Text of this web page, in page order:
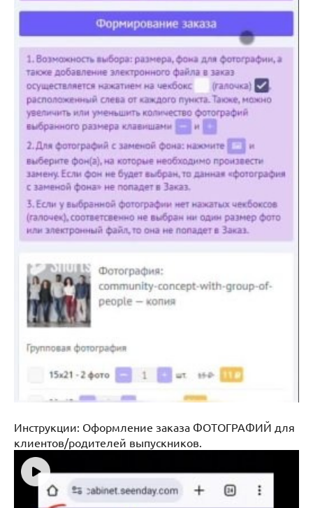
Инструкции: Оформление заказа ФОТОГРАФИЙ для
клиентов/родителей выпускников.